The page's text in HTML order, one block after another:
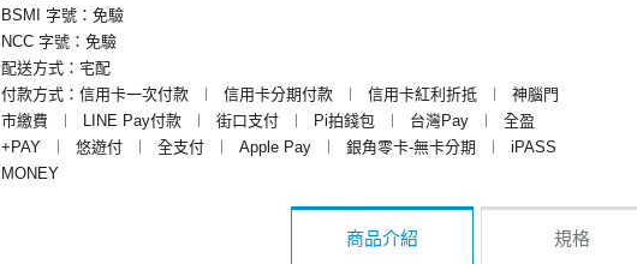
BSMI 字號：免驗
NCC 字號：免驗
配送方式：宅配
付款方式：信用卡一次付款
︱ 信用卡分期付款 ︱ 信用卡紅利折抵 ︱
神腦門
市繳費
︱ LINE Pay付款 ︱ 街口支付 ︱ Pi拍錢包 ︱ 台灣Pay ︱
全盈
+PAY
︱ 悠遊付 ︱ 全支付 ︱ Apple Pay ︱ 銀角零卡-無卡分期 ︱
iPASS
MONEY
商品介紹 規格